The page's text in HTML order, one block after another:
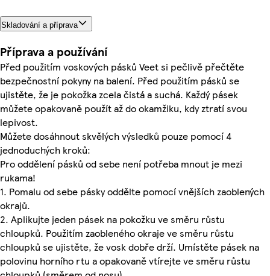
Skladování a příprava
Příprava a používání
Před použitím voskových pásků Veet si pečlivě přečtěte
bezpečnostní pokyny na balení. Před použitím pásků se
ujistěte, že je pokožka zcela čistá a suchá. Každý pásek
můžete opakovaně použít až do okamžiku, kdy ztratí svou
lepivost.
Můžete dosáhnout skvělých výsledků pouze pomocí 4
jednoduchých kroků:
Pro oddělení pásků od sebe není potřeba mnout je mezi
rukama!
1. Pomalu od sebe pásky oddělte pomocí vnějších zaoblených
okrajů.
2. Aplikujte jeden pásek na pokožku ve směru růstu
chloupků. Použitím zaobleného okraje ve směru růstu
chloupků se ujistěte, že vosk dobře drží. Umístěte pásek na
polovinu horního rtu a opakovaně vtírejte ve směru růstu